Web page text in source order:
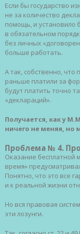
Если бы государство
не за количество
помощь, и установило
в обязательном
без личных
больше работать.
А так, собственно, что
раньше платили за
будут платить точно
«деклараций».
Получается, как у
ничего не меняя, но
Проблема № 4.
Оказание бесплатной
время»
Понятно, что это все
и к реальной жизни
Но вся правовая
эти лозунги.